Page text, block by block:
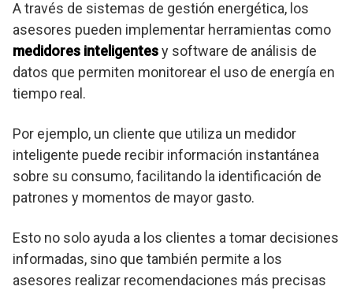
A través de sistemas de gestión energética, los
asesores pueden implementar herramientas como
medidores inteligentesy software de análisis de
datos que permiten monitorear el uso de energía en
tiempo real.
Por ejemplo, un cliente que utiliza un medidor
inteligente puede recibir información instantánea
sobre su consumo, facilitando la identificación de
patrones y momentos de mayor gasto.
Esto no solo ayuda a los clientes a tomar decisiones
informadas, sino que también permite a los
asesores realizar recomendaciones más precisas